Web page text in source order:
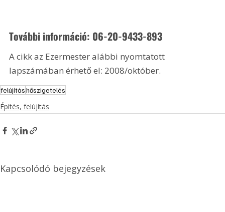
További információ: 06-20-9433-893
A cikk az Ezermester alábbi nyomtatott
lapszámában érhető el: 2008/október.
felújításhőszigetelés
Építés, felújítás
Kapcsolódó bejegyzések